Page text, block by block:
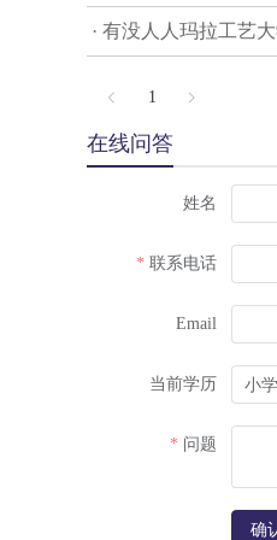
· 有没人人玛拉工艺
1
在线问答
姓名
联系电话
Email
当前学历
问题
确